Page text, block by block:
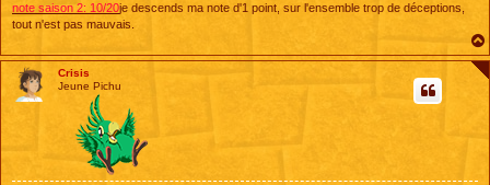
note saison 2: 10/20je descends ma note d'1 point, sur l'ensemble trop de déceptions,
tout n'est pas mauvais.
Crisis
Jeune Pichu